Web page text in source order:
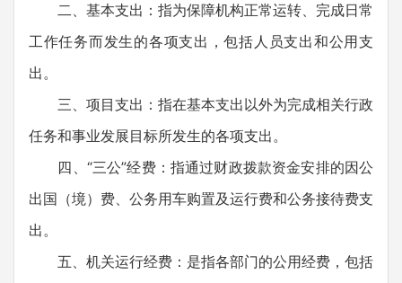
二、基本支出：指为保障机构正常运转、完成日常
工作任务而发生的各项支出，包括人员支出和公用支
出。
三、项目支出：指在基本支出以外为完成相关行政
任务和事业发展目标所发生的各项支出。
四、“三公”经费：指通过财政拨款资金安排的因公
出国（境）费、公务用车购置及运行费和公务接待费支
出。
五、机关运行经费：是指各部门的公用经费，包括